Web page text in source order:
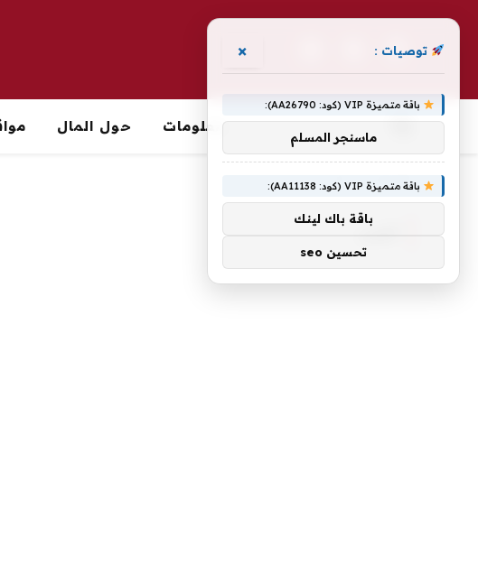
فيسبوك
(Twitter)
معلومات حول المال
أغلب
توصيات : ×
باقة متميزة VIP (كود: AA26790):
ماسنجر المسلم
باقة متميزة VIP (كود: AA11138):
باقة باك لينك
تحسين seo